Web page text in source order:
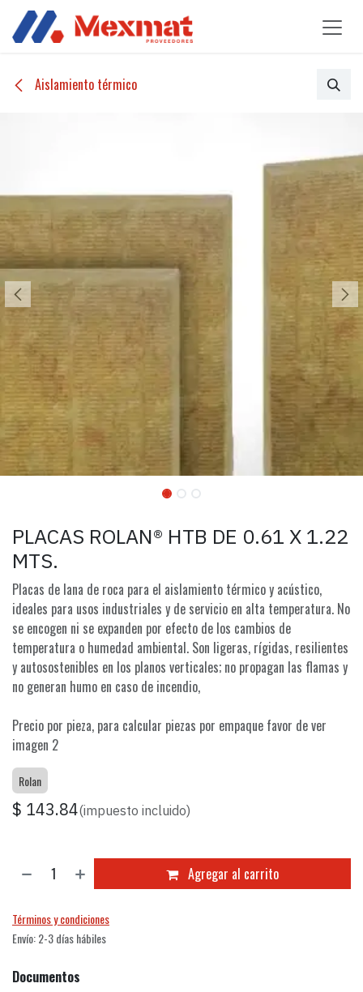
Ir al contenido
Aislamiento térmico
PLACAS ROLAN® HTB DE 0.61 X 1.22
MTS.
Placas de lana de roca para el aislamiento térmico y acústico,
ideales para usos industriales y de servicio en alta temperatura. No
se encogen ni se expanden por efecto de los cambios de
temperatura o humedad ambiental. Son ligeras, rígidas, resilientes
y autosostenibles en los planos verticales; no propagan las flamas y
no generan humo en caso de incendio,
Precio por pieza, para calcular piezas por empaque favor de ver
imagen 2
Rolan
$ 143.84(impuesto incluido)
Agregar al carrito
Términos y condiciones
Envío: 2-3 días hábiles
Documentos